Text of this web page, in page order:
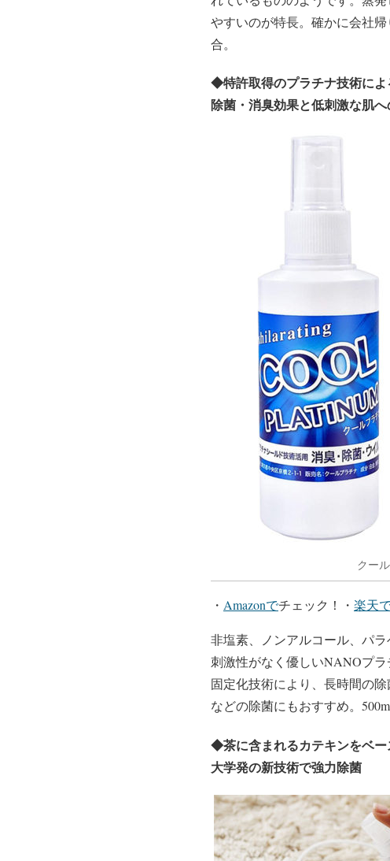
やすいのが特長。確かに会社
合。
◆特許取得のプラチナ技術によ
除菌・消臭効果と低刺激な肌へ
クー
・ Amazonでチェック！・ 楽天
非塩素、ノンアルコール、パ
刺激性がなく優しいNANOプ
固定化技術により、長時間の
などの除菌にもおすすめ。
◆茶に含まれるカテキンをベ
大学発の新技術で強力除菌